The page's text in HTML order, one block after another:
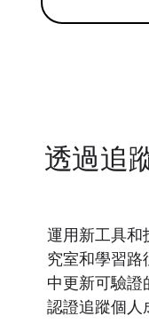
透過追
運用新工具和
究室和學習路
中更新可驗證
認證追蹤個人